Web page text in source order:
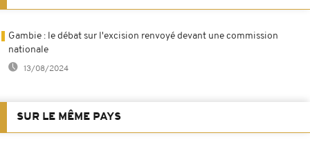
Gambie : le débat sur l'excision renvoyé devant une commission
nationale
13/08/2024
SUR LE MÊME PAYS